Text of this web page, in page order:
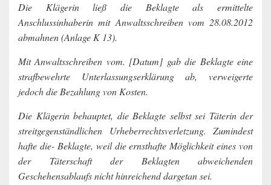
Die Klägerin ließ die Beklagte als ermittelte
Anschlussinhaberin mit Anwaltsschreiben vom 28.08.2012
abmahnen (Anlage K 13).
Mit Anwaltsschreiben vom. [Datum] gab die Beklagte eine
strafbewehrte Unterlassungserklärung ab, verweigerte
jedoch die Bezahlung von Kosten.
Die Klägerin behauptet, die Beklagte selbst sei Täterin der
streitgegenständlichen Urheberrechtsverletzung. Zumindest
hafte die- Beklagte, weil die ernsthafte Möglichkeit eines von
der Täterschaft der Beklagten abweichenden
Geschehensablaufs nicht hinreichend dargetan sei.